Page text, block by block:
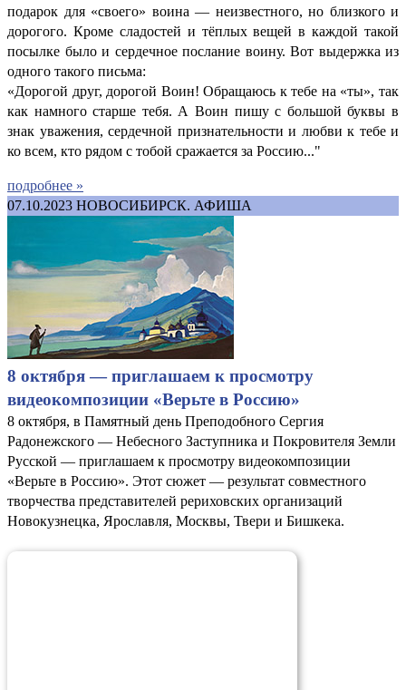
подарок для «своего» воина — неизвестного, но близкого и
дорогого. Кроме сладостей и тёплых вещей в каждой такой
посылке было и сердечное послание воину. Вот выдержка из
одного такого письма:
«Дорогой друг, дорогой Воин! Обращаюсь к тебе на «ты», так
как намного старше тебя. А Воин пишу с большой буквы в
знак уважения, сердечной признательности и любви к тебе и
ко всем, кто рядом с тобой сражается за Россию..."
подробнее »
07.10.2023 НОВОСИБИРСК. АФИША
8 октября — приглашаем к просмотру
видеокомпозиции «Верьте в Россию»
8 октября, в Памятный день Преподобного Сергия
Радонежского — Небесного Заступника и Покровителя Земли
Русской — приглашаем к просмотру видеокомпозиции
«Верьте в Россию». Этот сюжет — результат совместного
творчества представителей рериховских организаций
Новокузнецка, Ярославля, Москвы, Твери и Бишкека.